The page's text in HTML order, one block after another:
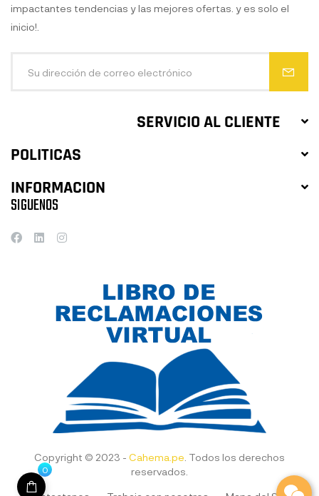
SERVICIO AL CLIENTE
POLITICAS
INFORMACION
impactantes tendencias y las mejores ofertas. y es solo el
inicio!.
SIGUENOS
Copyright © 2023 - Cahema.pe . Todos los derechos
reservados.
0